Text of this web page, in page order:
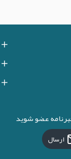
عضو شوید
ارسال